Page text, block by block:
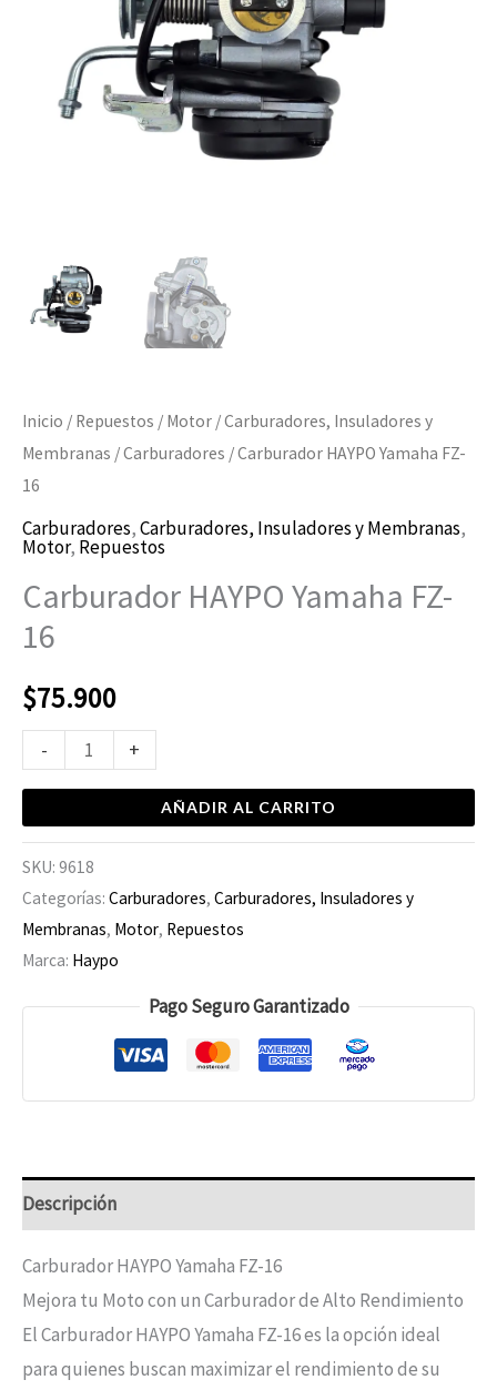
Inicio / Repuestos / Motor /Carburadores, Insuladores y
Membranas /Carburadores / Carburador HAYPO Yamaha FZ-
16
Carburadores,Carburadores, Insuladores y Membranas,
Motor, Repuestos
Carburador HAYPO Yamaha FZ-
16
$75.900
- +
AÑADIR AL CARRITO
SKU: 9618
Categorías: Carburadores, Carburadores, Insuladores y
Membranas, Motor, Repuestos
Marca: Haypo
Pago Seguro Garantizado
Descripción
Carburador HAYPO Yamaha FZ-16
Mejora tu Moto con un Carburador de Alto Rendimiento
El Carburador HAYPO Yamaha FZ-16 es la opción ideal
para quienes buscan maximizar el rendimiento de su